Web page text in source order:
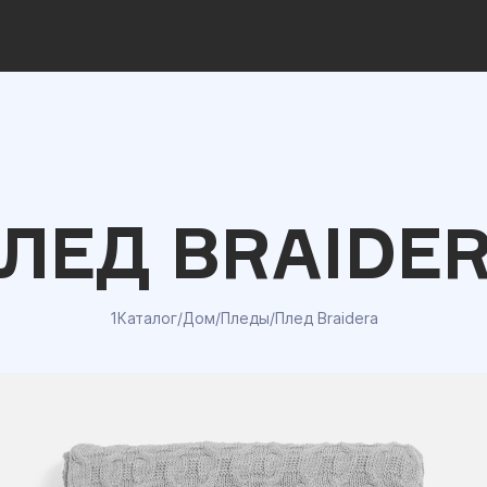
1Каталог/Дом/Пледы/Плед Braidera